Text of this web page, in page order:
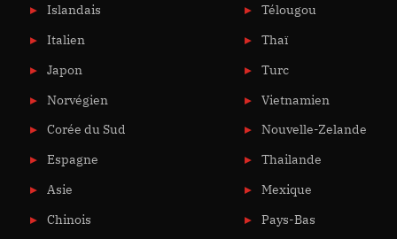
Islandais
Italien
Japon
Norvégien
Corée du Sud
Espagne
Asie
Chinois
Télougou
Thaï
Turc
Vietnamien
Nouvelle-Zelande
Thailande
Mexique
Pays-Bas